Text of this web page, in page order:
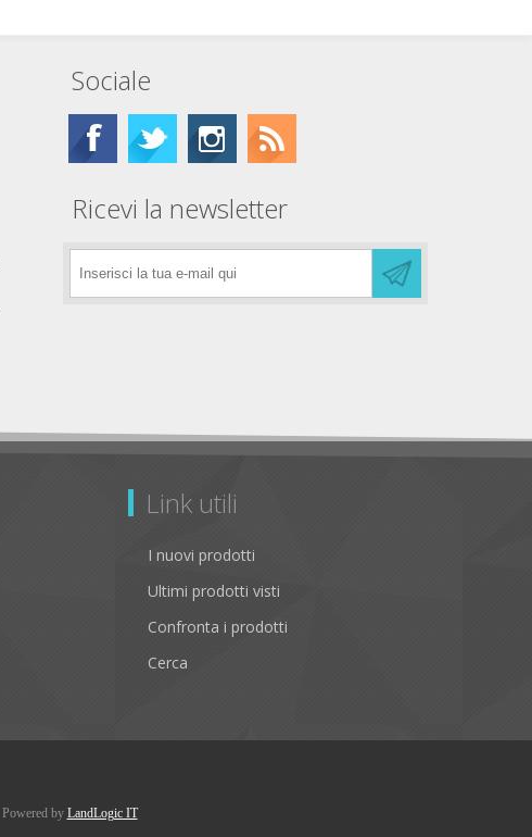
Sociale
Ricevi la newsletter
Link utili
I nuovi prodotti
Ultimi prodotti visti
Confronta i prodotti
Cerca
Powered by LandLogic IT